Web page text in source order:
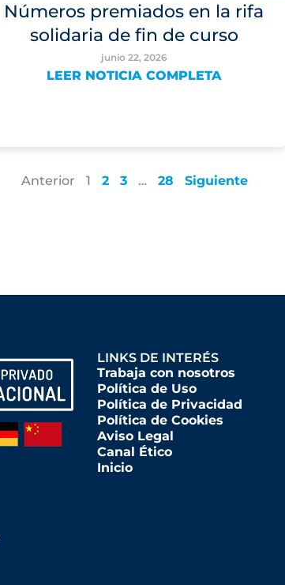
Números premiados en la rifa
solidaria de fin de curso
junio 22, 2026
LEER NOTICIA COMPLETA
Anterior 1 2 3 … 28 Siguiente
LINKS DE INTERÉS
Trabaja con nosotros
Política de Uso
Política de Privacidad
Política de Cookies
Aviso Legal
Canal Ético
Inicio